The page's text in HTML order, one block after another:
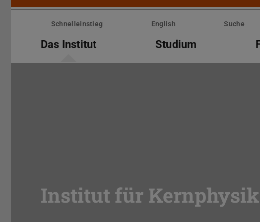
Menü
überspringenSchnelleinstieg English Suche
Das Institut Studium
Institut für Kernphysik